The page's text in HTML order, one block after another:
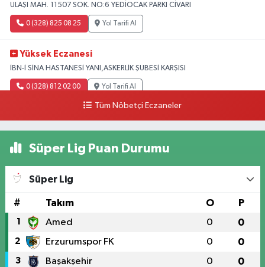
ULAŞI MAH. 11507 SOK. NO:6 YEDİOCAK PARKI CİVARI
0 (328) 825 08 25 Yol Tarifi Al
Yüksek Eczanesi
İBN-İ SİNA HASTANESİ YANI,ASKERLİK ŞUBESİ KARŞISI
0 (328) 812 02 00 Yol Tarifi Al
Tüm Nöbetçi Eczaneler
Süper Lig Puan Durumu
Süper Lig
# Takım O P
1 Amed 0 0
2 Erzurumspor FK 0 0
3 Başakşehir 0 0